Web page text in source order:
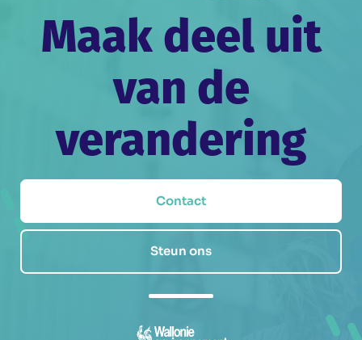
Maak deel uit
van de
verandering
Contact
Steun ons